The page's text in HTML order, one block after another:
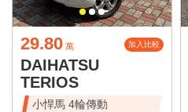
29.80 萬 加入比較
DAIHATSU
TERIOS
小悍馬 4輪傳動